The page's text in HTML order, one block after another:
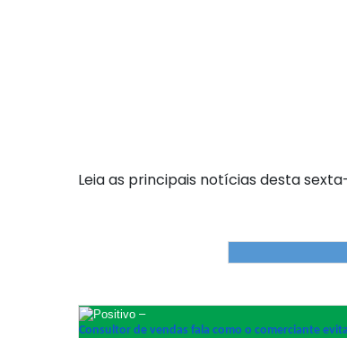
Leia as principais notícias desta
–
Consultor de vendas fala como o comerciante